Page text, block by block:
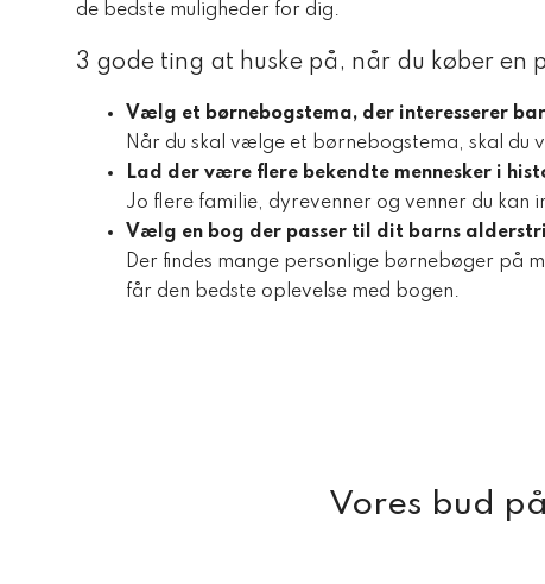
de bedste muligheder for dig.
3 gode ting at huske på, når du køber en
Vælg et børnebogstema, der interesserer
Når du skal vælge et børnebogstema, skal
Lad der være flere bekendte mennesker i
Jo flere familie, dyrevenner og venner du
Vælg en bog der passer til dit barns
Der findes mange personlige børnebøger på
får den bedste oplevelse med bogen.
Vores bud